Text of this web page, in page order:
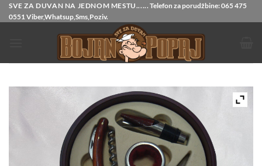
Прескочи
на
SVE ZA DUVAN NA JEDNOM MESTU...... Telefon za porudžbine:065 475
0551Viber,Whatsup,Sms,Poziv.